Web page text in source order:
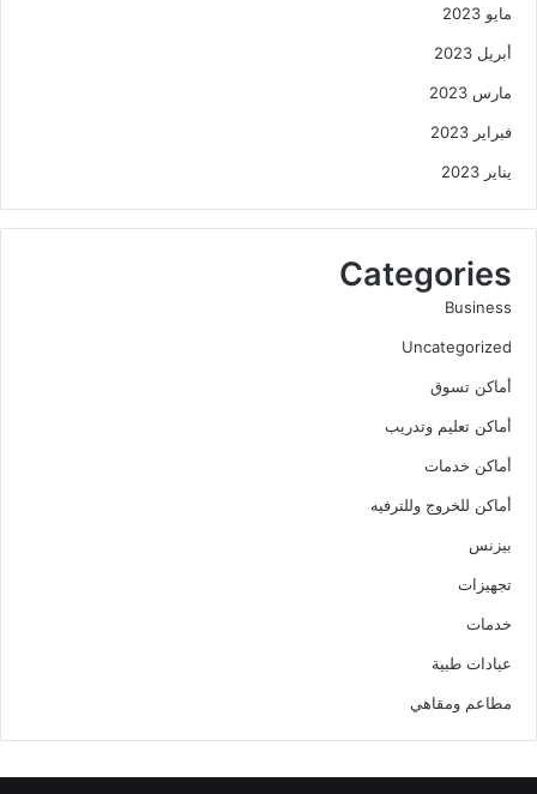
مايو 2023
أبريل 2023
مارس 2023
فبراير 2023
يناير 2023
Categories
Business
Uncategorized
أماكن تسوق
أماكن تعليم وتدريب
أماكن خدمات
أماكن للخروج وللترفيه
بيزنس
تجهيزات
خدمات
عيادات طبية
مطاعم ومقاهي